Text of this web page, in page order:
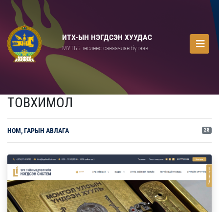
ИТХ-ЫН НЭГДСЭН ХУУДАС
МУТББ төслөөс санаачлан бүтээв.
ТОВХИМОЛ
НОМ, ГАРЫН АВЛАГА 28